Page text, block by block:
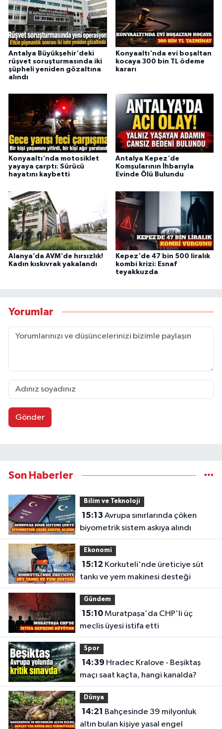
Antalya Büyükşehir'deki
rüşvet soruşturmasında iki
şüpheli yeniden gözaltına
alındı
Konyaaltı'nda evi boşaltan
kocaya 300 bin TL ödeme
kararı
Konyaaltı'nda motosiklet
yayaya çarptı: Sürücü
hayatını kaybetti
Antalya Kepez'de
Komşularının İhbarıyla
Evinde Ölü Bulundu
Alanya’da AVM'de hırsızlık!
Kadın kıskıvrak yakalandı
Kepez'de 47 bin 500 liralık
kombi krizi: Esnaf
teyakkuzda
Yorumlar
Gönder
Son Haberler
Bilim ve Teknoloji
15:13
biyometrik sistem askıya alındı
Ekonomi
15:12
tankı ve yem makinesi desteği
Gündem
15:10Muratpaşa'da CHP'li üç
meclis üyesi istifa etti
Spor
14:39
maçı saat kaçta, hangi kanalda?
Dünya
14:21
altın bulan kişiye yasal engel